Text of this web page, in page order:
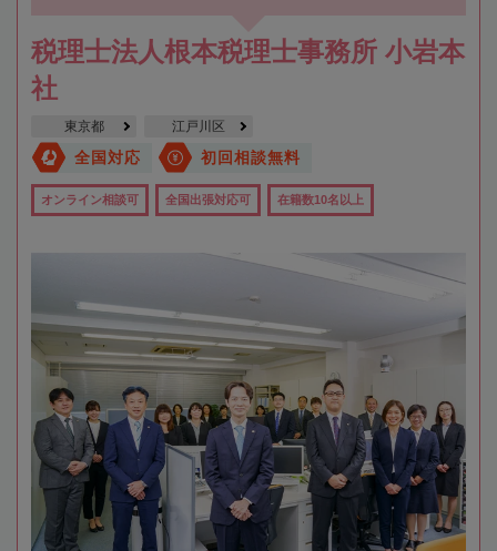
税理士法人根本税理士事務所 小岩本
社
東京都 江戸川区
全国対応 初回相談無料
オンライン相談可 全国出張対応可 在籍数10名以上